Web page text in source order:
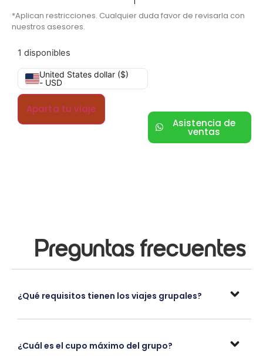
*Aplican restricciones. Cualquier duda favor de revisarla con
nuestros asesores.
1 disponibles
United States dollar ($)
- USD
Aparta tu viaje
Asistencia de
ventas
Preguntas frecuentes
¿Qué requisitos tienen los viajes grupales?
¿Cuál es el cupo máximo del grupo?